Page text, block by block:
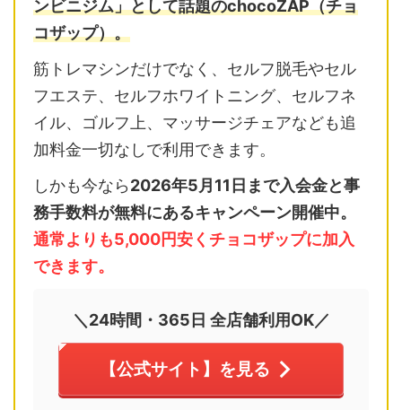
ンビニジム」として話題のchocoZAP（チョ
コザップ）。
筋トレマシンだけでなく、セルフ脱毛やセル
フエステ、セルフホワイトニング、セルフネ
イル、ゴルフ上、マッサージチェアなども追
加料金一切なしで利用できます。
しかも今なら2026年5月11日まで入会金と事
務手数料が無料にあるキャンペーン開催中。
通常よりも5,000円安くチョコザップに加入
できます。
＼24時間・365日 全店舗利用OK／
【公式サイト】を見る